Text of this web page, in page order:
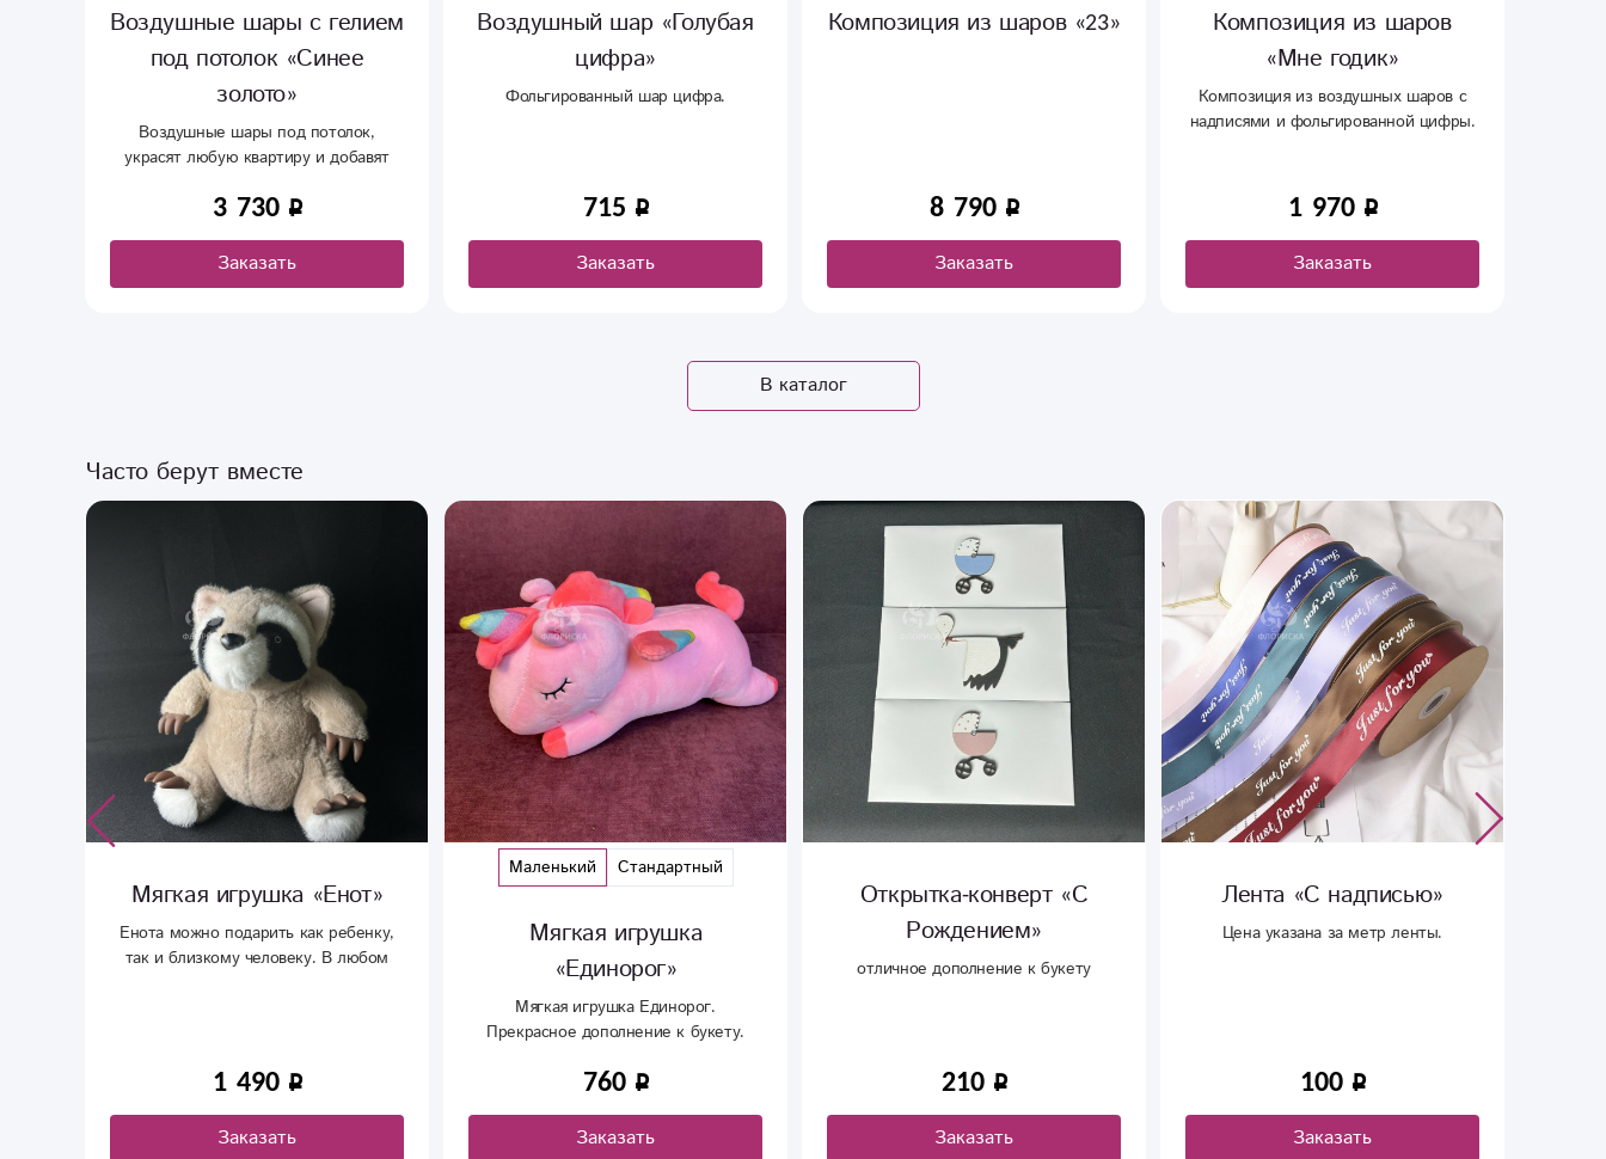
Воздушные шары с гелием
под потолок «Синее
золото»
Воздушные шары под потолок,
украсят любую квартиру и добавят
3 730
Заказать
Воздушный шар «Голубая
цифра»
Фольгированный шар цифра.
715
Заказать
Композиция из шаров «23»
8 790
Заказать
Композиция из шаров
«Мне годик»
Композиция из воздушных шаров с
надписями и фольгированной цифры.
1 970
Заказать
В каталог
Часто берут вместе
Мягкая игрушка «Енот»
Енота можно подарить как ребенку,
так и близкому человеку. В любом
1 490
Заказать
Маленький Стандартный
Мягкая игрушка
«Единорог»
Мягкая игрушка Единорог.
Прекрасное дополнение к букету.
760
Заказать
Открытка-конверт «С
Рождением»
отличное дополнение к букету
210
Заказать
Лента «С надписью‎»
Цена указана за метр ленты.
100
Заказать